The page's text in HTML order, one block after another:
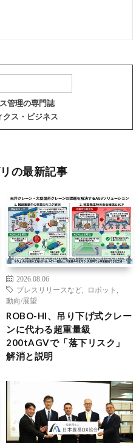
管理の専門誌
クス・ビジネス
の最新記事
2026.08.06
プレスリリースなど
ロボット
動向/展望
ROBO-HI、吊り下げ式クレー
ンに代わる超重量級
200tAGVで「落下リスク」
解消と説明